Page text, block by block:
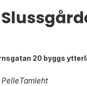
20 byggs
PelleTamleht